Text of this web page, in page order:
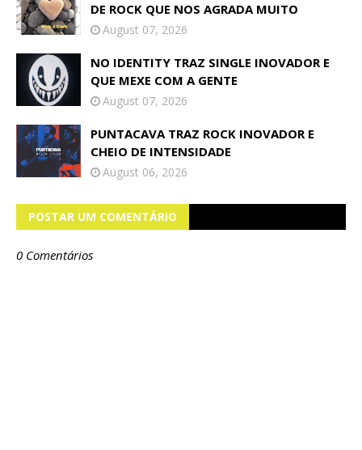
DE ROCK QUE NOS AGRADA MUITO
August 07, 2026
NO IDENTITY TRAZ SINGLE INOVADOR E
QUE MEXE COM A GENTE
August 07, 2026
PUNTACAVA TRAZ ROCK INOVADOR E
CHEIO DE INTENSIDADE
August 06, 2026
POSTAR UM COMENTÁRIO
0 Comentários